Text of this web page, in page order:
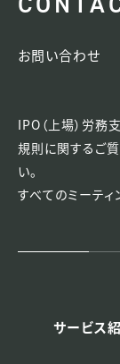
お問い合わせ
IPO（上場）労務
規則に関するご質
い。
すべてのミーティ
サービス